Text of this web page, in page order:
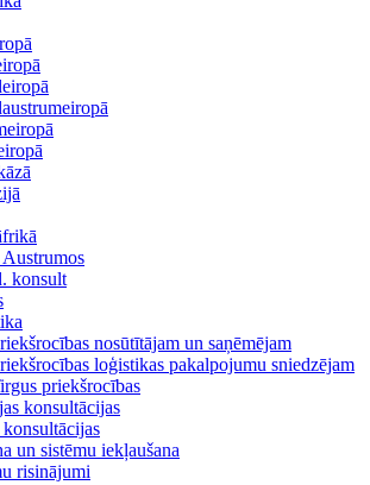
konsult
nosūtītājam un saņēmējam
loģistikas pakalpojumu sniedzējam
priekšrocības
konsultācijas
un sistēmu iekļaušana
risinājumi